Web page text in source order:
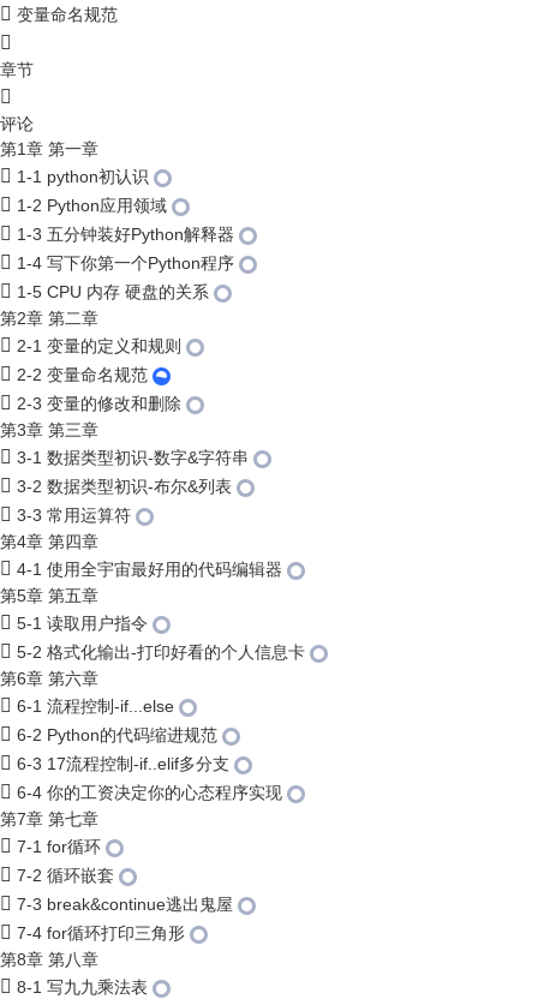
变量命名规范
章节
评论
第1章 第一章
1-1 python初认识
1-2 Python应用领域
1-3 五分钟装好Python解释器
1-4 写下你第一个Python程序
1-5 CPU 内存 硬盘的关系
第2章 第二章
2-1 变量的定义和规则
2-2 变量命名规范
2-3 变量的修改和删除
第3章 第三章
3-1 数据类型初识-数字&字符串
3-2 数据类型初识-布尔&列表
3-3 常用运算符
第4章 第四章
4-1 使用全宇宙最好用的代码编辑器
第5章 第五章
5-1 读取用户指令
5-2 格式化输出-打印好看的个人信息卡
第6章 第六章
6-1 流程控制-if...else
6-2 Python的代码缩进规范
6-3 17流程控制-if..elif多分支
6-4 你的工资决定你的心态程序实现
第7章 第七章
7-1 for循环
7-2 循环嵌套
7-3 break&continue逃出鬼屋
7-4 for循环打印三角形
第8章 第八章
8-1 写九九乘法表